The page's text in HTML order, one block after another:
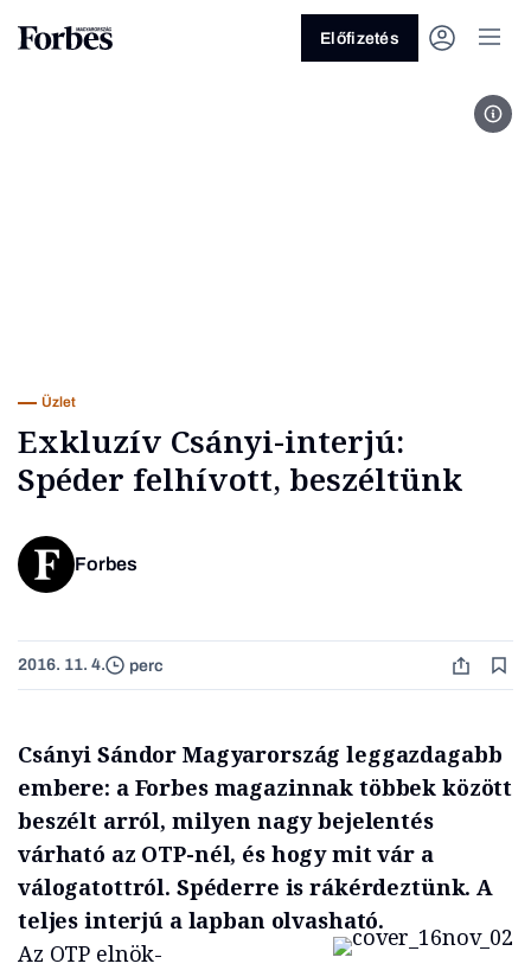
Előfizetés
Üzlet
Exkluzív Csányi-interjú:
Spéder felhívott, beszéltünk
Forbes
2016. 11. 4. perc
Csányi Sándor Magyarország leggazdagabb
embere: a Forbes magazinnak többek között
beszélt arról, milyen nagy bejelentés
várható az OTP-nél, és hogy mit vár a
válogatottról. Spéderre is rákérdeztünk. A
teljes interjú a lapban olvasható.
Az OTP elnök-